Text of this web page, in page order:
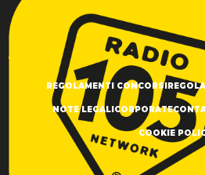
REGOLAMENTI CONCORSI
NOTE LEGALICORPORATE
COOKIE